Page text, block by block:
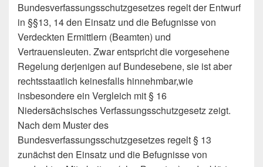
Bundesverfassungsschutzgesetzes regelt der Entwurf
in §§13, 14 den Einsatz und die Befugnisse von
Verdeckten Ermittlern (Beamten) und
Vertrauensleuten. Zwar entspricht die vorgesehene
Regelung derjenigen auf Bundesebene, sie ist aber
rechtsstaatlich keinesfalls hinnehmbar,wie
insbesondere ein Vergleich mit § 16
Niedersächsisches Verfassungsschutzgesetz zeigt.
Nach dem Muster des
Bundesverfassungsschutzgesetzes regelt § 13
zunächst den Einsatz und die Befugnisse von